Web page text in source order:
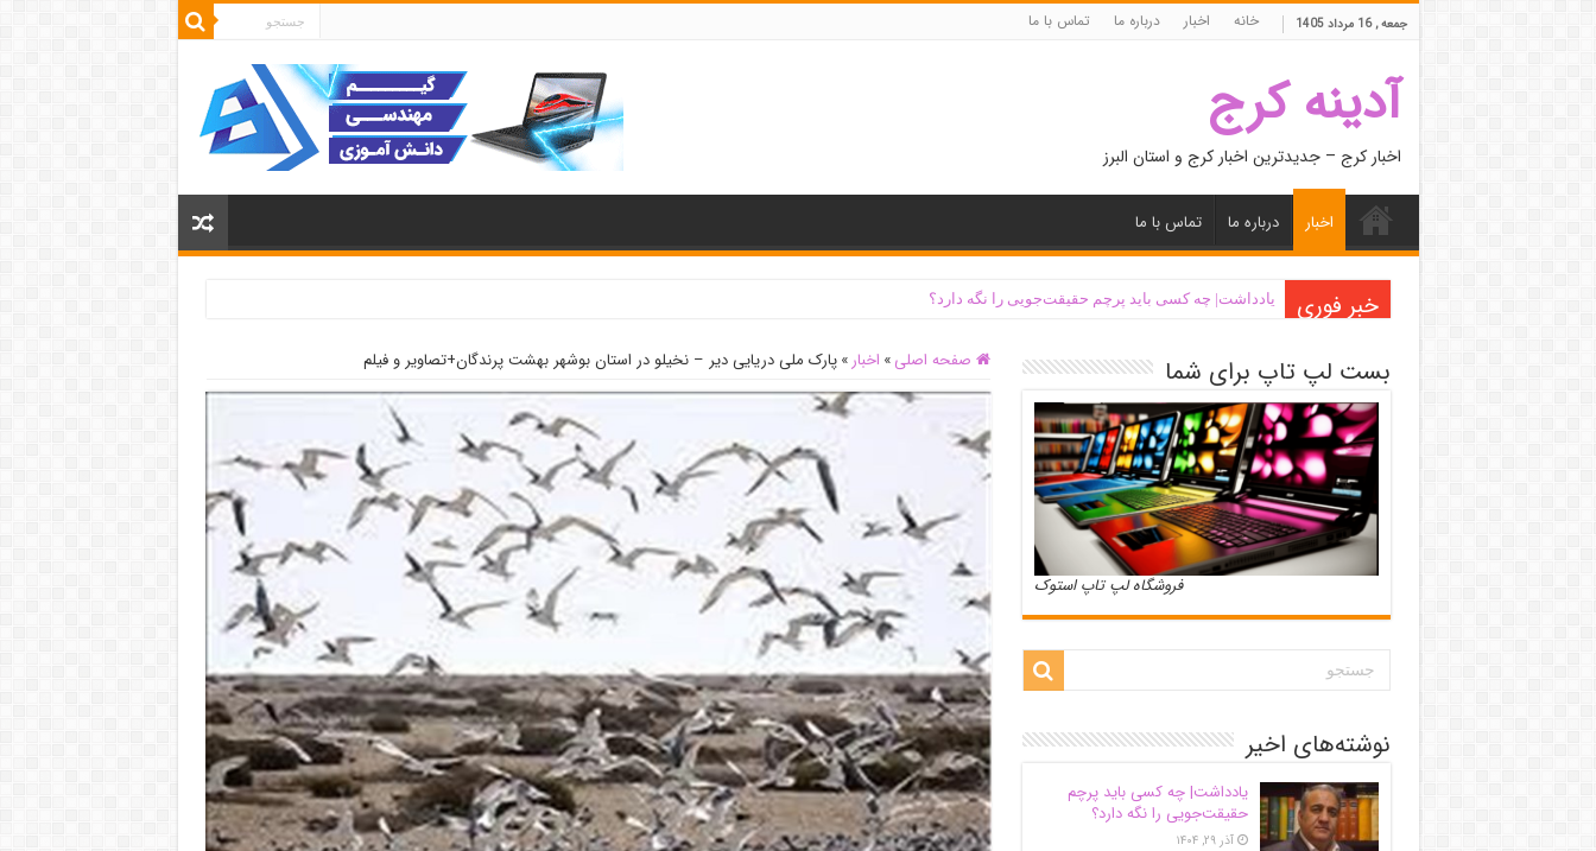
جمعه , 16 مرداد 1405 خانه اخبار درباره ما تماس با ما
آدینه کرج
اخبار کرج – جدیدترین اخبار کرج و استان البرز
اخبار درباره ما تماس با ما
خبر فوری یادداشت| ‌چه کسی باید پرچم حقیقت‌جویی را نگه دارد؟
صفحه اصلی » اخبار » پارک ملی دریایی دیر – نخیلو در استان بوشهر بهشت پرندگان+تصاویر و فیلم بست لپ تاپ برای شما
فروشگاه لپ تاپ استوک
نوشته‌های اخیر
یادداشت| ‌چه کسی باید پرچم
حقیقت‌جویی را نگه دارد؟
آذر ۲۹, ۱۴۰۴